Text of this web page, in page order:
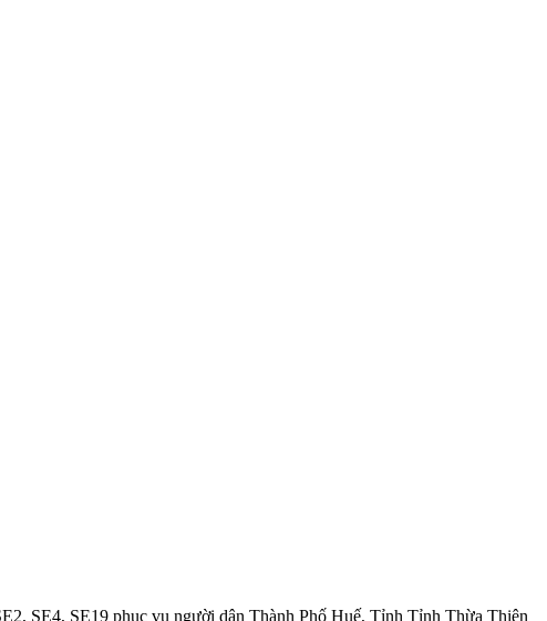
SE4, SE19 phục vụ người dân Thành Phố Huế, Tỉnh Tỉnh Thừa Thiên